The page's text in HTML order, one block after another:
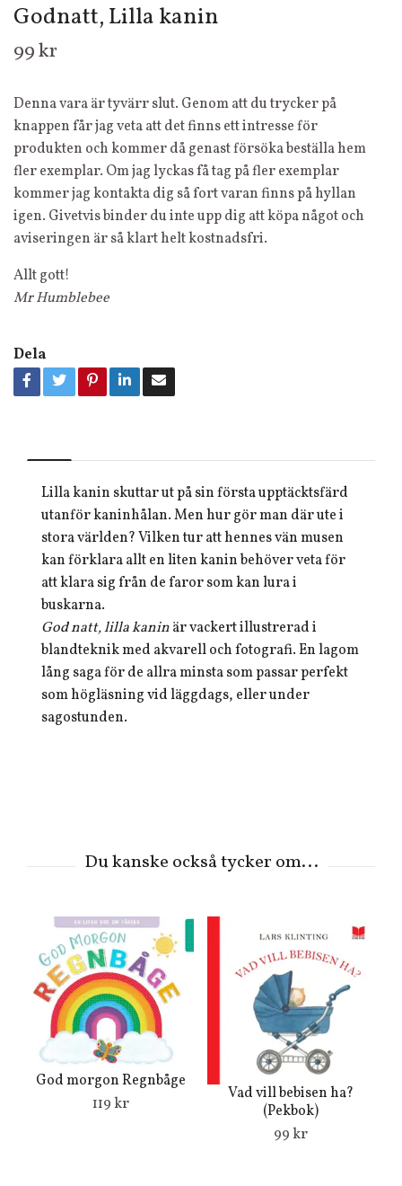
Godnatt, Lilla kanin
99 kr
Denna vara är tyvärr slut. Genom att du trycker på
knappen får jag veta att det finns ett intresse för
produkten och kommer då genast försöka beställa hem
fler exemplar. Om jag lyckas få tag på fler exemplar
kommer jag kontakta dig så fort varan finns på hyllan
igen. Givetvis binder du inte upp dig att köpa något och
aviseringen är så klart helt kostnadsfri.
Allt gott!
Mr Humblebee
Dela
Lilla kanin skuttar ut på sin första upptäcktsfärd
utanför kaninhålan. Men hur gör man där ute i
stora världen? Vilken tur att hennes vän musen
kan förklara allt en liten kanin behöver veta för
att klara sig från de faror som kan lura i
buskarna.
God natt, lilla kaninär vackert illustrerad i
blandteknik med akvarell och fotografi. En lagom
lång saga för de allra minsta som passar perfekt
som högläsning vid läggdags, eller under
sagostunden.
God morgon Regnbåge
119 kr
Vad vill bebisen ha?
(Pekbok)
99 kr